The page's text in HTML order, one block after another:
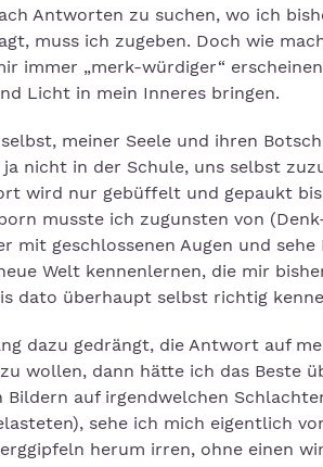
Antworten zu suchen, wo ich
muss ich zugeben. Doch wie
immer „merk-würdiger“
Licht in mein Inneres bringen.
meiner Seele und ihren
nicht in der Schule, uns selbst
wird nur gebüffelt und gepaukt
musste ich zugunsten von
mit geschlossenen Augen und sehe
Welt kennenlernen, die mir
dato überhaupt selbst richtig
dazu gedrängt, die Antwort auf
wollen, dann hätte ich das Beste
auf irgendwelchen
sehe ich mich eigentlich
herum irren, ohne einen